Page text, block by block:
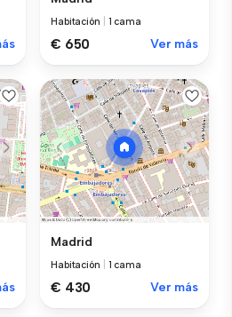
Habitación 1 cama
€ 650 Ver más
Madrid
Habitación 1 cama
€ 430 Ver más